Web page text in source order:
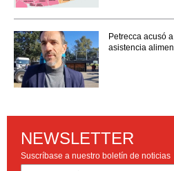
Petrecca acusó
asistencia
NEWSLETTER
Suscríbase a nuestro boletín de noticias